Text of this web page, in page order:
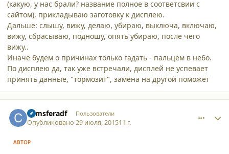
(какую, у нас брали? название полное в соответсвии с
сайтом), прикладываю заготовку к дисплею.
Дальше: слышу, вижу, делаю, убираю, выключа, включаю,
вижу, сбрасываю, подношу, опять убираю, после чего
вижу..
Иначе будем о причинах только гадать - пальцем в небо.
По дисплею да, так уже встречали, дисплей не успевает
принять данные, "тормозит", замена на другой поможет
comsferadf Пользователи
Опубликовано29 июля, 201511 г.
АВТОР